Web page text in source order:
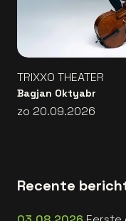
TRIXXO THEATER
Bagjan Oktyabr
zo 20.09.2026
Recente